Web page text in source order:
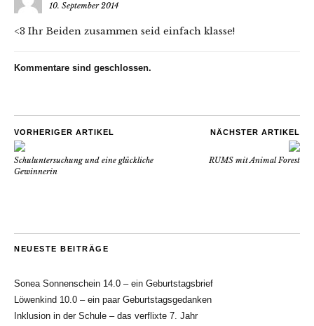
10. September 2014
<3 Ihr Beiden zusammen seid einfach klasse!
Kommentare sind geschlossen.
VORHERIGER ARTIKEL
Schuluntersuchung und eine glückliche
Gewinnerin
NÄCHSTER ARTIKEL
RUMS mit Animal Forest
NEUESTE BEITRÄGE
Sonea Sonnenschein 14.0 – ein Geburtstagsbrief
Löwenkind 10.0 – ein paar Geburtstagsgedanken
Inklusion in der Schule – das verflixte 7. Jahr